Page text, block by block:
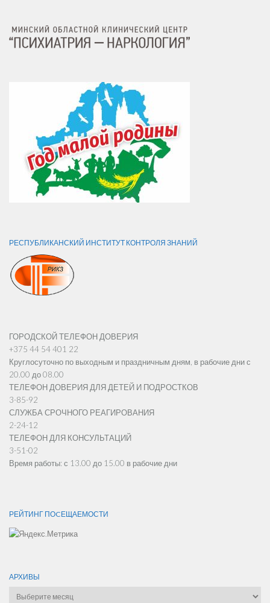
РЕСПУБЛИКАНСКИЙ ИНСТИТУТ КОНТРОЛЯ ЗНАНИЙ
ГОРОДСКОЙ ТЕЛЕФОН ДОВЕРИЯ
+375 44 54 401 22
Круглосуточно по выходным и праздничным дням, в рабочие дни с
20.00 до 08.00
ТЕЛЕФОН ДОВЕРИЯ ДЛЯ ДЕТЕЙ И ПОДРОСТКОВ
3-85-92
СЛУЖБА СРОЧНОГО РЕАГИРОВАНИЯ
2-24-12
ТЕЛЕФОН ДЛЯ КОНСУЛЬТАЦИЙ
3-51-02
Время работы: с 13.00 до 15.00 в рабочие дни
РЕЙТИНГ ПОCЕЩАЕМОСТИ
АРХИВЫ
Архивы